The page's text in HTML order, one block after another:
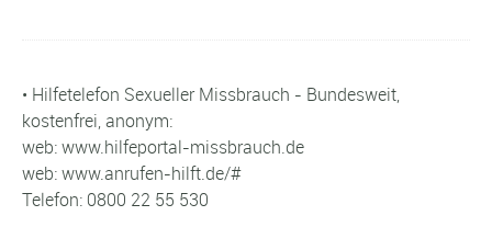
• Hilfetelefon Sexueller Missbrauch - Bundesweit,
kostenfrei, anonym:
web: www.hilfeportal-missbrauch.de
web: www.anrufen-hilft.de/#
Telefon: 0800 22 55 530